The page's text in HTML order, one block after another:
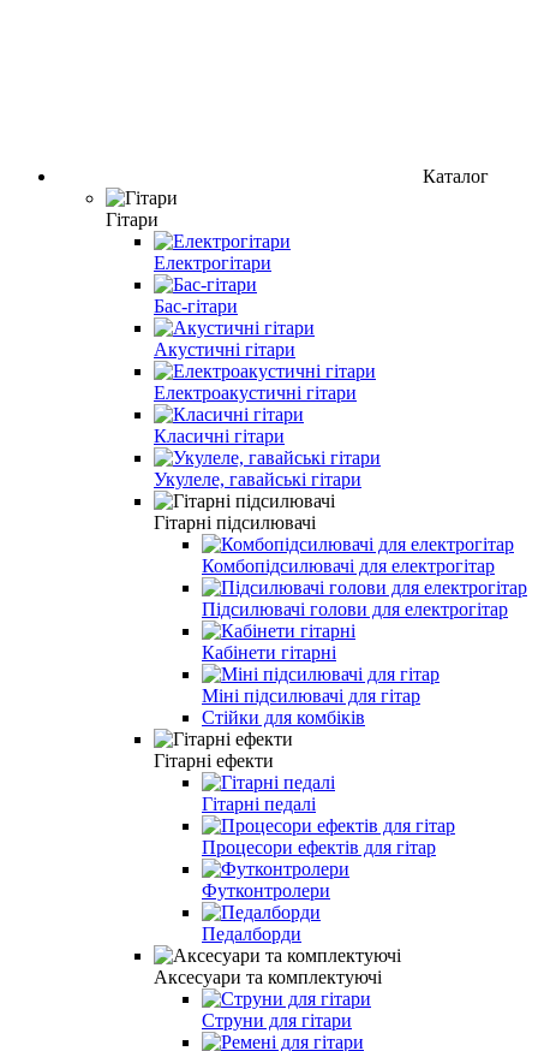
Каталог
Гітари
Електрогітари
Бас-гітари
Акустичні гітари
Електроакустичні гітари
Класичні гітари
Укулеле, гавайські гітари
Гітарні підсилювачі
Комбопідсилювачі для електрогітар
Підсилювачі голови для електрогітар
Кабінети гітарні
Міні підсилювачі для гітар
Стійки для комбіків
Гітарні ефекти
Гітарні педалі
Процесори ефектів для гітар
Футконтролери
Педалборди
Аксесуари та комплектуючі
Струни для гітари